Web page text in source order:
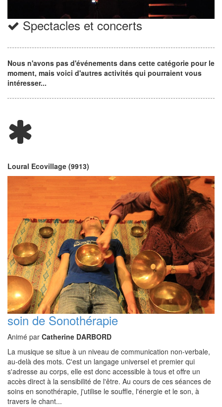
Spectacles et concerts
Nous n'avons pas d'événements dans cette catégorie pour le
moment, mais voici d'autres activités qui pourraient vous
intéresser...
Loural Ecovillage (9913)
soin de Sonothérapie
Animé par Catherine DARBORD
La musique se situe à un niveau de communication non-verbale,
au-delà des mots. C'est un langage universel et premier qui
s'adresse au corps, elle est donc accessible à tous et offre un
accès direct à la sensibilité de l'être. Au cours de ces séances de
soins en sonothérapie, j'utilise le souffle, l'énergie et le son, à
travers le chant...